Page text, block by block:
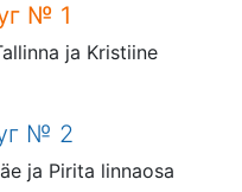
№ 1
ja Kristiine
№ 2
ja Pirita linnaosa